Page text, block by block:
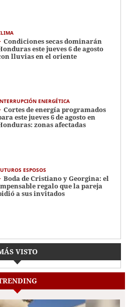
Condiciones secas dominarán
este jueves 6 de agosto
lluvias en el oriente
ENERGÉTICA
Cortes de energía programados
este jueves 6 de agosto en
zonas afectadas
ESPOSOS
Boda de Cristiano y Georgina: el
regalo que la pareja
a sus invitados
VISTO